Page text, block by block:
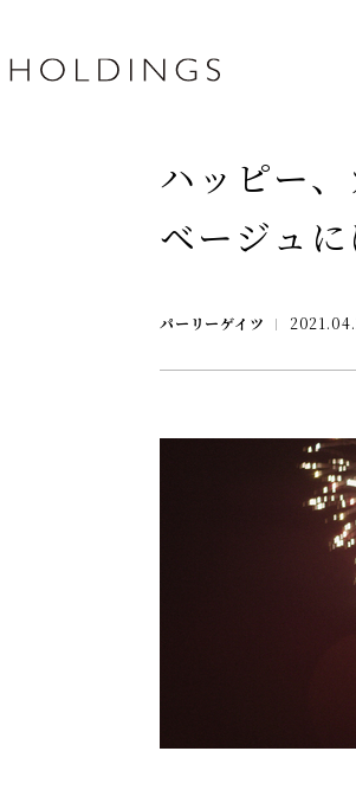
ップページ
券報告書・四半期報告書
中期経営
第三者IR
ハッピー
ベージュ
パーリーゲイツ